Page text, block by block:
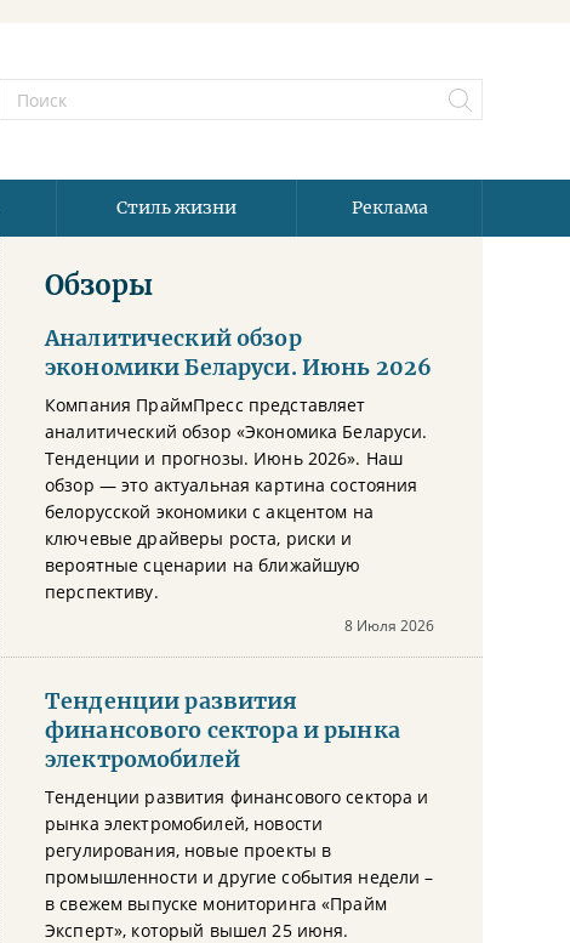
Стиль жизни Реклама
Обзоры
Аналитический обзор
экономики Беларуси. Июнь 2026
Компания ПраймПресс представляет
аналитический обзор «Экономика Беларуси.
Тенденции и прогнозы. Июнь 2026». Наш
обзор — это актуальная картина состояния
белорусской экономики с акцентом на
ключевые драйверы роста, риски и
вероятные сценарии на ближайшую
перспективу.
8 Июля 2026
Тенденции развития
финансового сектора и рынка
электромобилей
Тенденции развития финансового сектора и
рынка электромобилей, новости
регулирования, новые проекты в
промышленности и другие события недели –
в свежем выпуске мониторинга «Прайм
Эксперт», который вышел 25 июня.